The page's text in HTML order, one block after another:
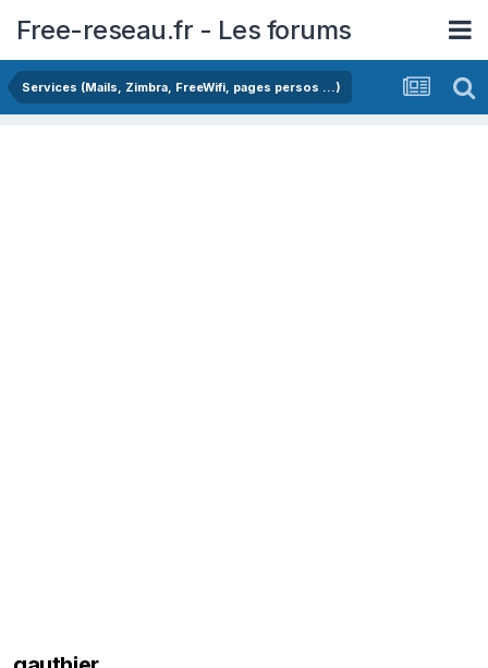
Free-reseau.fr - Les forums
Services (Mails, Zimbra, FreeWifi, pages persos ...)